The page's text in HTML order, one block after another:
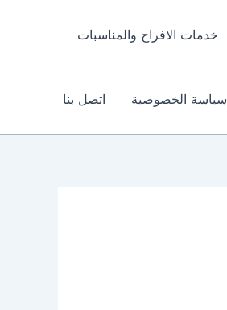
خدمات الافراح والمناسبات
سياسة الخصوصية اتصل بنا